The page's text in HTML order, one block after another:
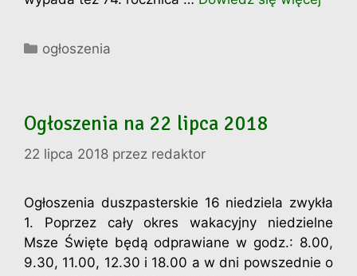
Kategorie
ogłoszenia
Ogłoszenia na 22 lipca 2018
22 lipca 2018 przez redaktor
Ogłoszenia duszpasterskie 16 niedziela zwykła
1. Poprzez cały okres wakacyjny niedzielne
Msze Święte będą odprawiane w godz.: 8.00,
9.30, 11.00, 12.30 i 18.00 a w dni powszednie o